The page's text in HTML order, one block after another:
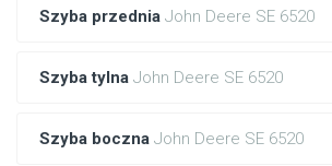
Szyba przednia John Deere SE 6520
Szyba tylna John Deere SE 6520
Szyba boczna John Deere SE 6520